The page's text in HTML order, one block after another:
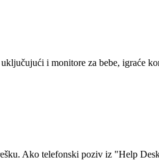
i monitore za bebe, igraće
Ako telefonski poziv iz "Help